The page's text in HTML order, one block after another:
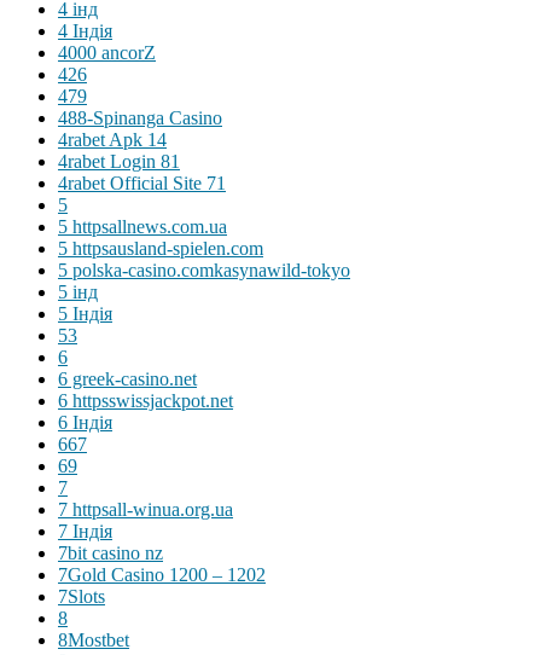
4 інд
4 Індія
4000 ancorZ
426
479
488-Spinanga Casino
4rabet Apk 14
4rabet Login 81
4rabet Official Site 71
5
5 httpsallnews.com.ua
5 httpsausland-spielen.com
5 polska-casino.comkasynawild-tokyo
5 інд
5 Індія
53
6
6 greek-casino.net
6 httpsswissjackpot.net
6 Індія
667
69
7
7 httpsall-winua.org.ua
7 Індія
7bit casino nz
7Gold Casino 1200 – 1202
7Slots
8
8Mostbet